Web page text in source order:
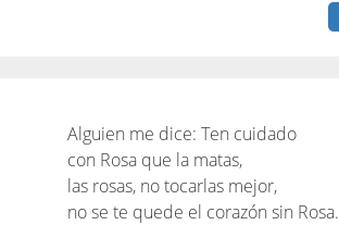
Alguien me dice: Ten cuidado
con Rosa que la matas,
las rosas, no tocarlas mejor,
no se te quede el corazón sin Rosa.